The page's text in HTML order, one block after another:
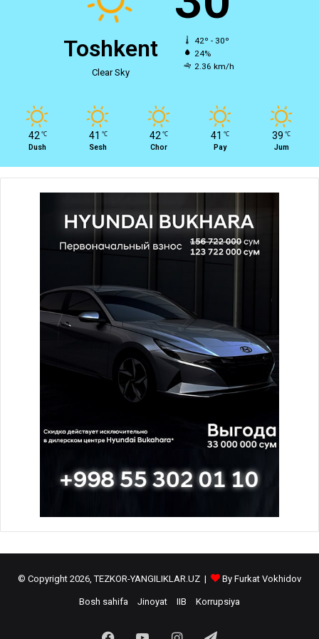
Toshkent
Clear Sky
42º - 30º
24%
2.36 km/h
42 ℃
Dush
41 ℃
Sesh
42 ℃
Chor
41 ℃
Pay
39 ℃
Jum
© Copyright 2026, TEZKOR-YANGILIKLAR.UZ | By Furkat Vokhidov
Bosh sahifa Jinoyat IIB Korrupsiya